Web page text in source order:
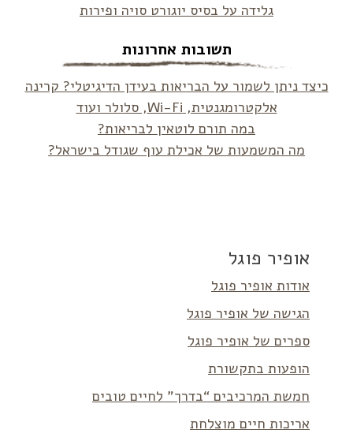
גלידה על בסיס יוגורט סויה ופירות
תשובות אחרונות
כיצד ניתן לשמור על הבריאות בעידן הדיגיטלי? קרינה
אלקטרומגנטית, Wi-Fi, סלולר ועוד
במה תורם לוטאין לבריאות?
מה המשמעות של אכילת עוף שגודל בישראל?
אופיר פוגל
אודות אופיר פוגל
הגישה של אופיר פוגל
ספרים של אופיר פוגל
הופעות בתקשורת
חמשת המרכיבים “בדרך” לחיים טובים
אריכות חיים מוצלחת